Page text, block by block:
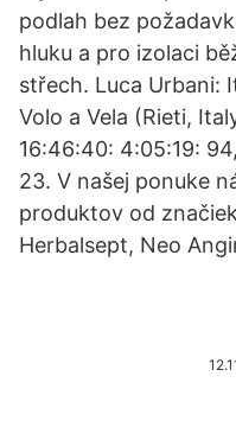
podlah bez
hluku a pro izolaci
střech. Luca Urbani:
Volo a Vela (Rieti,
16:46:40: 4:05:19:
23. V našej ponuke
produktov od
Herbalsept, Neo